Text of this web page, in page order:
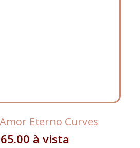
Eterno Curves
à vista